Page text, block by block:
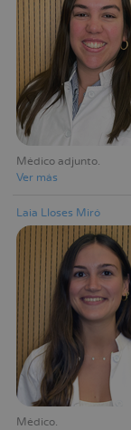
Médico adjunto
Ver más
Laia Lloses Miró
Médico